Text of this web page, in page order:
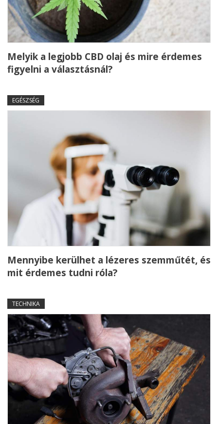
Melyik a legjobb CBD olaj és mire érdemes
figyelni a választásnál?
EGÉSZSÉG
Mennyibe kerülhet a lézeres szemműtét, és
mit érdemes tudni róla?
TECHNIKA